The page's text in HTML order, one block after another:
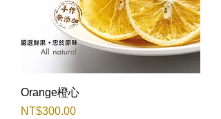
Orange橙心
價格
NT$300.00